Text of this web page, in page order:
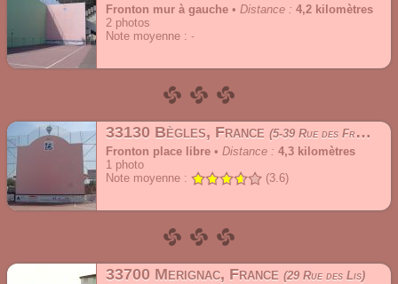
Fronton mur à gauche • Distance : 4,2 kilomètres
2 photos
Note moyenne :
33130 Bègles, France
5-39 Rue des Frères Moga
Fronton place libre • Distance : 4,3 kilomètres
1 photo
Note moyenne :
(3.6)
33700 Merignac, France
29 Rue des Lis